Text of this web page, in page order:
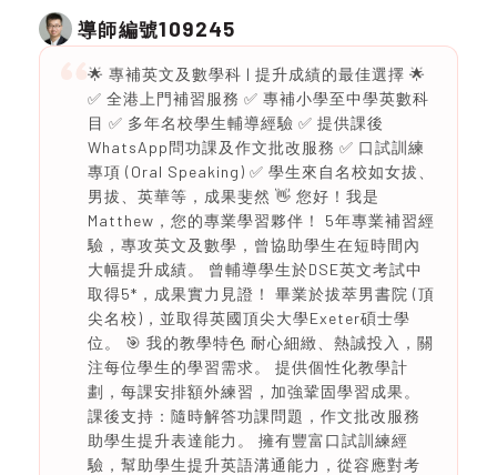
導師編號109245
🌟 專補英文及數學科 | 提升成績的最佳選擇 🌟
✅ 全港上門補習服務 ✅ 專補小學至中學英數科
目 ✅ 多年名校學生輔導經驗 ✅ 提供課後
WhatsApp問功課及作文批改服務 ✅ 口試訓練
專項 (Oral Speaking) ✅ 學生來自名校如女拔、
男拔、英華等，成果斐然 👋 您好！我是
Matthew，您的專業學習夥伴！ 5年專業補習經
驗，專攻英文及數學，曾協助學生在短時間內
大幅提升成績。 曾輔導學生於DSE英文考試中
取得5*，成果實力見證！ 畢業於拔萃男書院 (頂
尖名校)，並取得英國頂尖大學Exeter碩士學
位。 🎯 我的教學特色 耐心細緻、熱誠投入，關
注每位學生的學習需求。 提供個性化教學計
劃，每課安排額外練習，加強鞏固學習成果。
課後支持：隨時解答功課問題，作文批改服務
助學生提升表達能力。 擁有豐富口試訓練經
驗，幫助學生提升英語溝通能力，從容應對考